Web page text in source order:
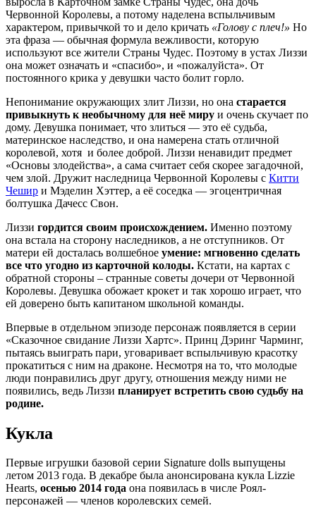
Червонной Королевы, а потому наделена вспыльчивым
характером, привычкой то и дело кричать «Голову с плеч!» Но
эта фраза — обычная формула вежливости, которую
используют все жители Страны Чудес. Поэтому в устах Лиззи
она может означать и «спасибо», и «пожалуйста». От
постоянного крика у девушки часто болит горло.
Непонимание окружающих злит Лиззи, но она старается
привыкнуть к необычному для неё миру и очень скучает по
дому. Девушка понимает, что злиться — это её судьба,
материнское наследство, и она намерена стать отличной
королевой, хотя и более доброй. Лиззи ненавидит предмет
«Основы злодейства», а сама считает себя скорее загадочной,
чем злой. Дружит наследница Червонной Королевы с Китти
Чешир и Мэделин Хэттер, а её соседка — эгоцентричная
болтушка Дачесс Свон.
Лиззи гордится своим происхождением. Именно поэтому
она встала на сторону наследников, а не отступников. От
матери ей досталась волшебное умение: мгновенно сделать
все что угодно из карточной колоды. Кстати, на картах с
обратной стороны – странные советы дочери от Червонной
Королевы. Девушка обожает крокет и так хорошо играет, что
ей доверено быть капитаном школьной команды.
Впервые в отдельном эпизоде персонаж появляется в серии
«Сказочное свидание Лиззи Хартс». Принц Дэринг Чарминг,
пытаясь выиграть пари, уговаривает вспыльчивую красотку
прокатиться с ним на драконе. Несмотря на то, что молодые
люди понравились друг другу, отношения между ними не
появились, ведь Лиззи планирует встретить свою судьбу на
родине.
Кукла
Первые игрушки базовой серии Signature dolls выпущены
летом 2013 года. В декабре была анонсирована кукла Lizzie
Hearts, осенью 2014 года она появилась в числе Роял-
персонажей — членов королевских семей.